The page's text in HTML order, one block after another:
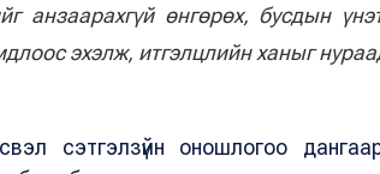
анзаарахгүй өнгөрөх, бусдын
эхэлж, итгэлцлийн ханыг
сэтгэлзүйн оношлогоо